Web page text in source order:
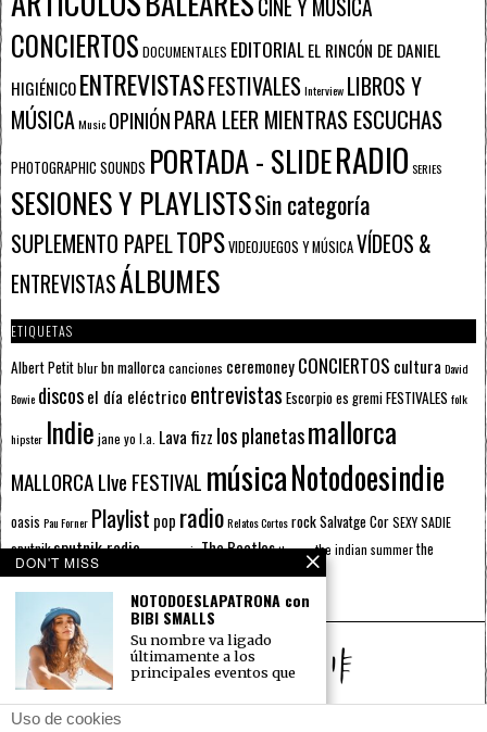
CINE Y MÚSICA
CONCIERTOS DOCUMENTALES EDITORIALEL RINCÓN DE DANIEL
HIGIÉNICOENTREVISTASFESTIVALESInterview LIBROS Y
MÚSICAMusic OPINIÓNPARA LEER MIENTRAS ESCUCHAS
PHOTOGRAPHIC SOUNDS PORTADA - SLIDERADIO SERIES
SESIONES Y PLAYLISTSSin categoría
SUPLEMENTO PAPELTOPSVIDEOJUEGOS Y MÚSICAVÍDEOS &
ENTREVISTASÁLBUMES
ETIQUETAS
Albert Petitblurbn mallorcacanciones ceremoneyCONCIERTOS cultura David
Bowie discosel día eléctrico entrevistas Escorpioes gremiFESTIVALES folk
hipster Indie jane yo l.a. Lava fizz los planetasmallorca
MALLORCA LIve FESTIVAL músicaNotodoesindie
oasis Pau Forner Playlist pop radioRelatos CortosrockSalvatge CorSEXY SADIE
sputniksputnik radiosummer pieThe Beatlesthe curethe indian summerthe
prussiansthe wheelsu2veranoálbumes
Uso de cookies
DON'T MISS
NOTODOESLAPATRONA con
BIBI SMALLS
Su nombre va ligado
últimamente a los
principales eventos que